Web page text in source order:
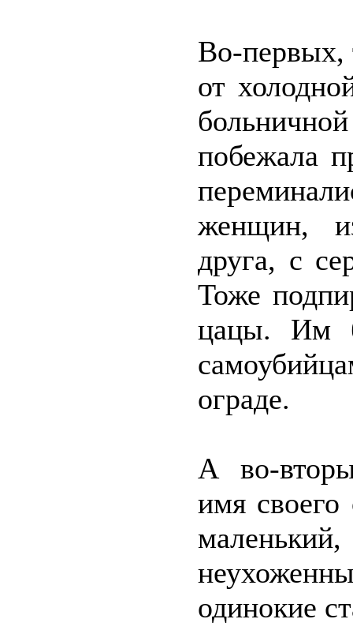
Во-первых,
от
побежала
женщин,
друга, с
Тоже
цацы. Им
ограде.
А во-
имя
одинокие